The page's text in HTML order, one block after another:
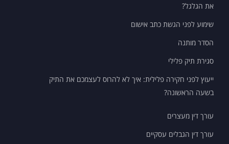
את הגלגל?
שימוע לפני הגשת כתב אישום
הסדר מותנה
סגירת תיק פלילי
ייעוץ לפני חקירה פלילית: איך לא להרוס לעצמכם את התיק
בשעה הראשונה?
עורך דין מעצרים
עורך דין הגבלים עסקיים